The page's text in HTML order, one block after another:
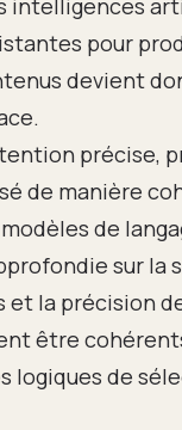
intelligences
pour
devient
précise,
de manière
de
sur la
la précision
être
logiques de